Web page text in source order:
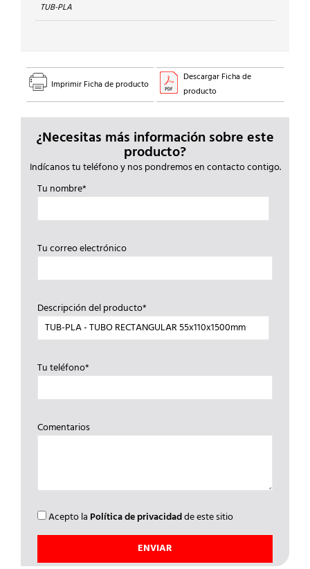
TUB-PLA
Imprimir Ficha de producto
Descargar Ficha de
producto
¿Necesitas más información sobre este
producto?
Indícanos tu teléfono y nos pondremos en contacto contigo.
Tu nombre*
Tu correo electrónico
Descripción del producto*
Tu teléfono*
Comentarios
Acepto la Política de privacidadde este sitio